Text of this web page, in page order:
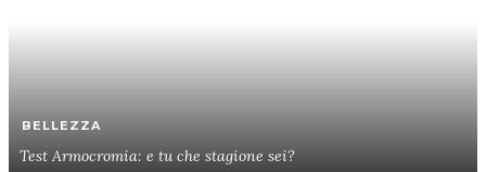
BELLEZZA
Test Armocromia: e tu che stagione sei?